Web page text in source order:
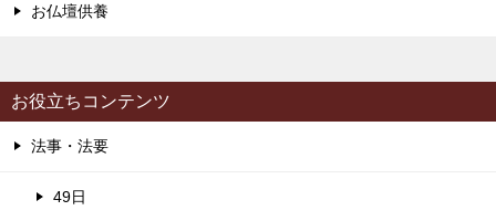
お仏壇供養
お役立ちコンテンツ
法事・法要
49日